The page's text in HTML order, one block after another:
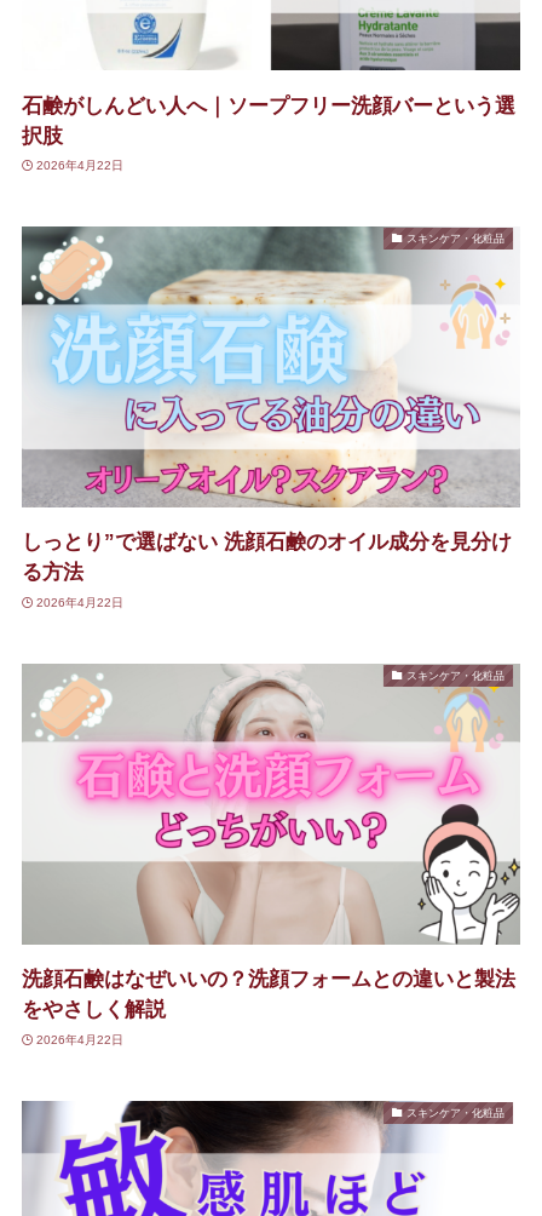
石鹸がしんどい人へ｜ソープフリー洗顔バーという選
択肢
2026年4月22日
スキンケア・化粧品
しっとり”で選ばない 洗顔石鹸のオイル成分を見分け
る方法
2026年4月22日
スキンケア・化粧品
洗顔石鹸はなぜいいの？洗顔フォームとの違いと製法
をやさしく解説
2026年4月22日
スキンケア・化粧品